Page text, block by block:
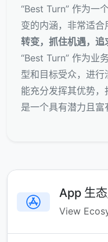
“Best Turn” 作为一
变的内涵，非常适合
转变，抓住机遇，追
“Best Turn” 作为业
型和目标受众，进
能充分发挥其优势
是一个具有潜力且富
App 生
View